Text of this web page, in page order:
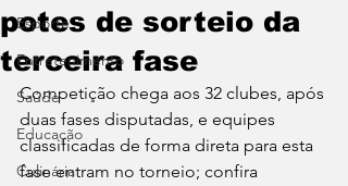
Esporte
Entretenimento
Saúde
Educação
Culinária
potes de sorteio da
terceira fase
Competição chega aos 32 clubes, após
duas fases disputadas, e equipes
classificadas de forma direta para esta
fase entram no torneio; confira